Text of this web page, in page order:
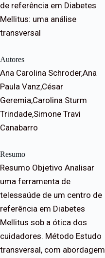
de referência em Diabetes
Mellitus: uma análise
transversal
Autores
Ana Carolina Schroder,Ana
Paula Vanz,César
Geremia,Carolina Sturm
Trindade,Simone Travi
Canabarro
Resumo
Resumo Objetivo Analisar
uma ferramenta de
telessaúde de um centro de
referência em Diabetes
Mellitus sob a ótica dos
cuidadores. Método Estudo
transversal, com abordagem